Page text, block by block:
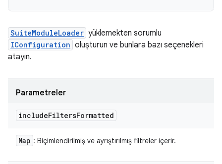
SuiteModuleLoader yüklemekten sorumlu
IConfiguration oluşturun ve bunlara bazı seçenekleri
atayın.
Parametreler
includeFiltersFormatted
Map : Biçimlendirilmiş ve ayrıştırılmış filtreler içerir.